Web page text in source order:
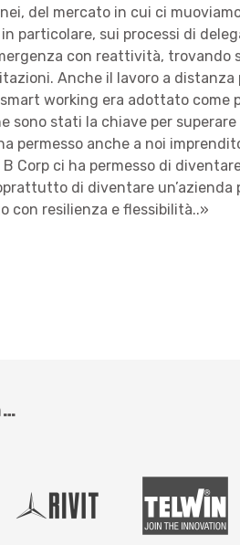
del mercato in cui ci
particolare, sui processi di
con reattività, trovando
Anche il lavoro a distanza
working era adottato come
sono stati la chiave per
permesso anche a noi
Corp ci ha permesso di
di diventare un’azienda
con resilienza e flessibilità..»